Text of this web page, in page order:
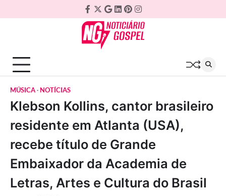
to
Facebook
Twitter
Google
Plus
Linkedin
Pinterest
Instagram
MÚSICA NOTÍCIAS
Klebson Kollins, cantor brasileiro
residente em Atlanta (USA),
recebe título de Grande
Embaixador da Academia de
Letras, Artes e Cultura do Brasil